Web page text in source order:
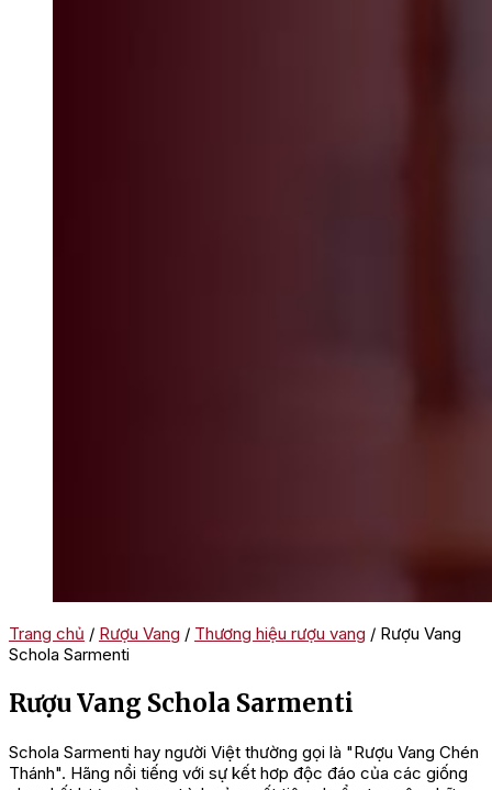
Trang chủ / Rượu Vang / Thương hiệu rượu vang / Rượu Vang
Schola Sarmenti
Rượu Vang Schola Sarmenti
Schola Sarmenti hay người Việt thường gọi là "Rượu Vang Chén
Thánh". Hãng nổi tiếng với sự kết hơp độc đáo của các giống